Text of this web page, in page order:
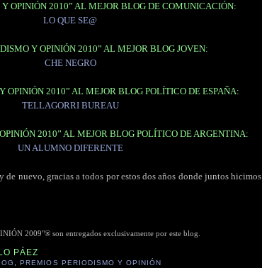
OPINIÓN 2010” AL MEJOR BLOG DE COMUNICACIÓN:
LO QUE SE@
Y OPINIÓN 2010” AL MEJOR BLOG JOVEN:
CHE NEGRO
OPINIÓN 2010” AL MEJOR BLOG POLÍTICO DE ESPAÑA:
TELLAGORRI BUREAU
2010” AL MEJOR BLOG POLÍTICO DE ARGENTINA:
UN ALUMNO DIFERENTE
de nuevo, gracias a todos por estos dos años donde juntos hicimos
2009"® son entregados exclusivamente por este blog.
PÁEZ
,PREMIOS PERIODISMO Y OPINIÓN